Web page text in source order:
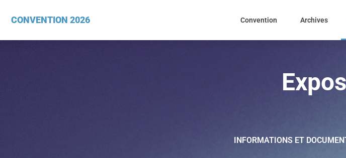
CONVENTION 2026 Convention Archives
INFORMATIONS ET